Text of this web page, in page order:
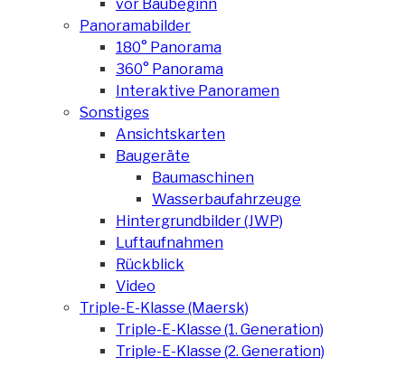
vor Baubeginn
Panoramabilder
180° Panorama
360° Panorama
Interaktive Panoramen
Sonstiges
Ansichtskarten
Baugeräte
Baumaschinen
Wasserbaufahrzeuge
Hintergrundbilder (JWP)
Luftaufnahmen
Rückblick
Video
Triple-E-Klasse (Maersk)
Triple-E-Klasse (1. Generation)
Triple-E-Klasse (2. Generation)